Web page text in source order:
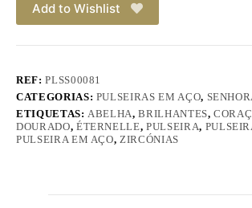
Add to Wishlist
REF:PLSS00081
CATEGORIAS: PULSEIRAS EM AÇO,
ETIQUETAS: ABELHA,BRILHANTES,
DOURADO, ÉTERNELLE,PULSEIRA,
PULSEIRA EM AÇO, ZIRCÓNIAS